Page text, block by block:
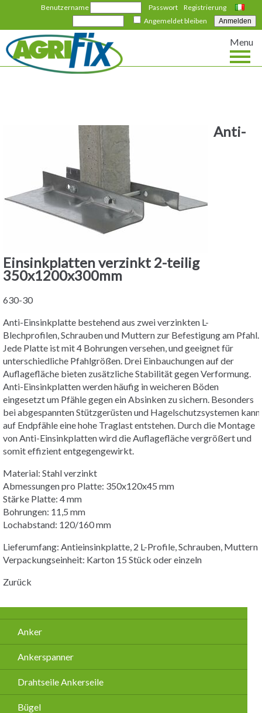
Italiano
Registrierung
Benutzername
Passwort
Angemeldet bleiben
Menu
Anti-
Einsinkplatten verzinkt 2-teilig
350x1200x300mm
630-30
Anti-Einsinkplatte bestehend aus zwei verzinkten L-
Blechprofilen, Schrauben und Muttern zur Befestigung am Pfahl.
Jede Platte ist mit 4 Bohrungen versehen, und geeignet für
unterschiedliche Pfahlgrößen. Drei Einbauchungen auf der
Auflagefläche bieten zusätzliche Stabilität gegen Verformung.
Anti-Einsinkplatten werden häufig in weicheren Böden
eingesetzt um Pfähle gegen ein Absinken zu sichern. Besonders
bei abgespannten Stützgerüsten und Hagelschutzsystemen kann
auf Endpfähle eine hohe Traglast entstehen. Durch die Montage
von Anti-Einsinkplatten wird die Auflagefläche vergrößert und
somit effizient entgegengewirkt.
Material: Stahl verzinkt
Abmessungen pro Platte: 350x120x45 mm
Stärke Platte: 4 mm
Bohrungen: 11,5 mm
Lochabstand: 120/160 mm
Lieferumfang: Antieinsinkplatte, 2 L-Profile, Schrauben, Muttern
Verpackungseinheit: Karton 15 Stück oder einzeln
Zurück
Navigation
überspringen
Anker
Ankerspanner
Drahtseile Ankerseile
Bügel